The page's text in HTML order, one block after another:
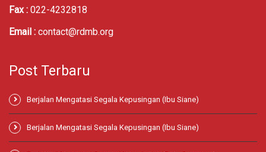
Fax : 022-4232818
Email : contact@rdmb.org
Post Terbaru
Berjalan Mengatasi Segala Kepusingan (Ibu Siane)
Berjalan Mengatasi Segala Kepusingan (Ibu Siane)